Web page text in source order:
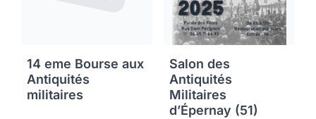
14 eme Bourse aux
Antiquités
militaires
Salon des
Antiquités
Militaires
d’Épernay (51)